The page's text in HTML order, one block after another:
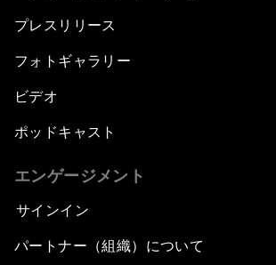
プレスリリース
フォトギャラリー
ビデオ
ポッドキャスト
エンゲージメント
サインイン
パートナー（組織）について